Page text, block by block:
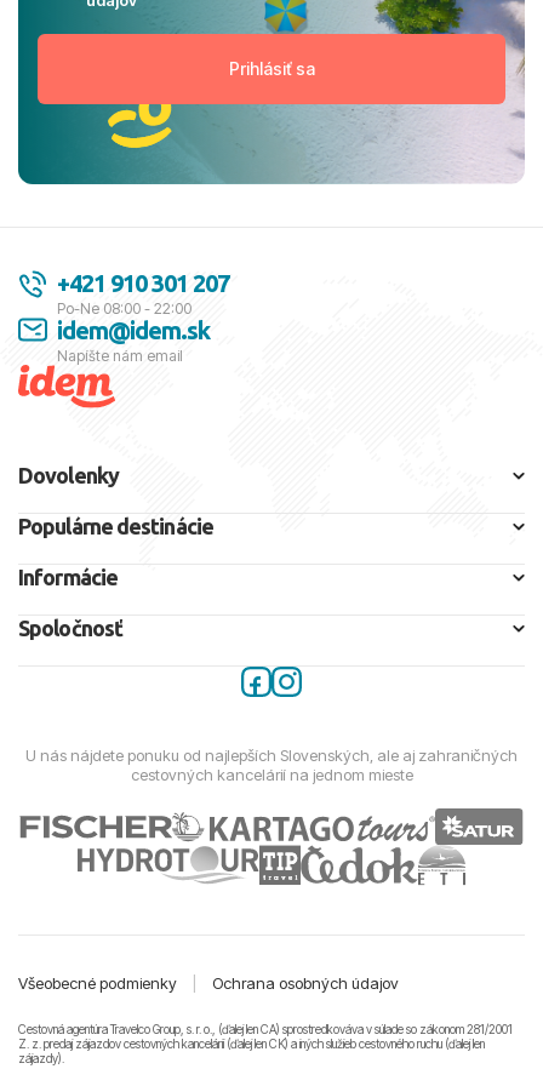
+421 910 301 207
Po-Ne 08:00 - 22:00
idem@idem.sk
Napíšte nám email
Dovolenky
Populárne destinácie
Informácie
Spoločnosť
U nás nájdete ponuku od najlepších Slovenských, ale aj zahraničných
cestovných kancelárií na jednom mieste
Všeobecné podmienky Ochrana osobných údajov
Cestovná agentúra Travelco Group, s. r. o., (ďalej len CA) sprostredkováva v súlade so zákonom 281/2001
Z. z. predaj zájazdov cestovných kancelárii (ďalej len CK) a iných služieb cestovného ruchu (ďalej len
zájazdy).